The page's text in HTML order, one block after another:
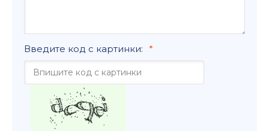
Введите код с картинки: